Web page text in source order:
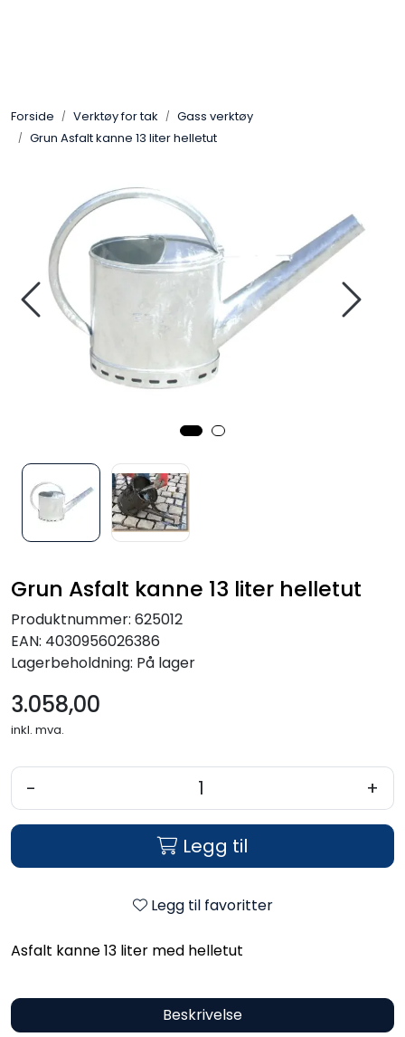
Forside Verktøy for tak
Gass verktøy
Grun Asfalt kanne 13 liter helletut
Grun Asfalt kanne 13 liter helletut
Produktnummer: 625012
EAN: 4030956026386
Lagerbeholdning: På lager
3.058,00
inkl. mva.
- +
Legg til
Legg til favoritter
Asfalt kanne 13 liter med helletut
Beskrivelse
Koblingsmatriell
Terrassevarmere
Marine & Caravan
Alarm/Sikkerhet
Oppvarming
Artikler
Alle produkter